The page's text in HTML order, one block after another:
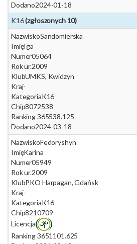
Dodano2024-01-18
K16(zgłoszonych 10)
NazwiskoSandomierska
ImięIga
Numer05064
Rok ur.2009
KlubUMKS, Kwidzyn
Kraj-
KategoriaK16
Chip8072538
Ranking 365538.125
Dodano2024-03-18
NazwiskoFedoryshyn
ImięKarina
Numer05949
Rok ur.2009
KlubPKO Harpagan, Gdańsk
Kraj-
KategoriaK16
Chip8210709
Licencja
Ranking 3651101.625